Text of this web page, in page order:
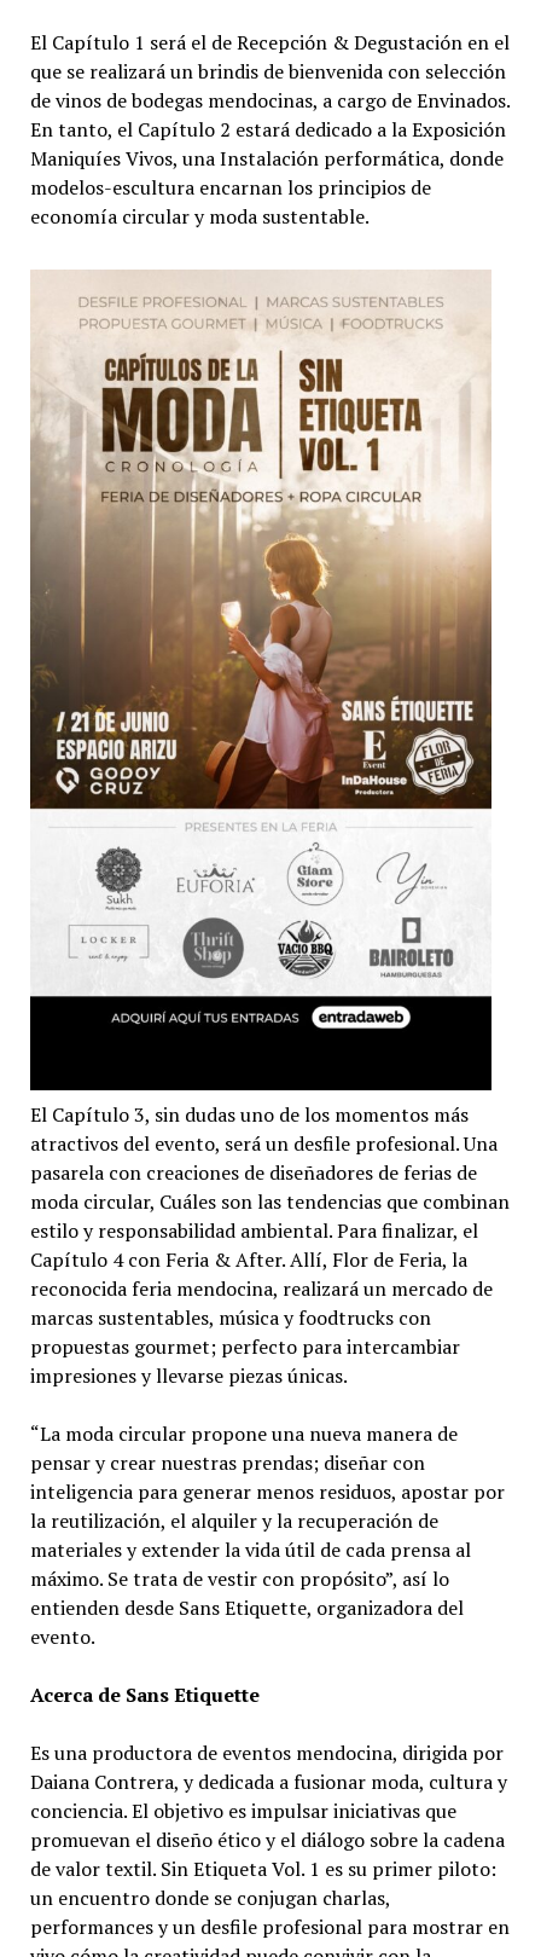
El Capítulo 1 será el de Recepción & Degustación en el
que se realizará un brindis de bienvenida con selección
de vinos de bodegas mendocinas, a cargo de Envinados.
En tanto, el Capítulo 2 estará dedicado a la Exposición
Maniquíes Vivos, una Instalación performática, donde
modelos-escultura encarnan los principios de
economía circular y moda sustentable.
El Capítulo 3, sin dudas uno de los momentos más
atractivos del evento, será un desfile profesional. Una
pasarela con creaciones de diseñadores de ferias de
moda circular, Cuáles son las tendencias que combinan
estilo y responsabilidad ambiental. Para finalizar, el
Capítulo 4 con Feria & After. Allí, Flor de Feria, la
reconocida feria mendocina, realizará un mercado de
marcas sustentables, música y foodtrucks con
propuestas gourmet; perfecto para intercambiar
impresiones y llevarse piezas únicas.
“La moda circular propone una nueva manera de
pensar y crear nuestras prendas; diseñar con
inteligencia para generar menos residuos, apostar por
la reutilización, el alquiler y la recuperación de
materiales y extender la vida útil de cada prensa al
máximo. Se trata de vestir con propósito”, así lo
entienden desde Sans Etiquette, organizadora del
evento.
Acerca de Sans Etiquette
Es una productora de eventos mendocina, dirigida por
Daiana Contrera, y dedicada a fusionar moda, cultura y
conciencia. El objetivo es impulsar iniciativas que
promuevan el diseño ético y el diálogo sobre la cadena
de valor textil. Sin Etiqueta Vol. 1 es su primer piloto:
un encuentro donde se conjugan charlas,
performances y un desfile profesional para mostrar en